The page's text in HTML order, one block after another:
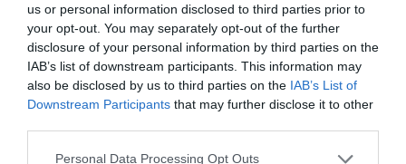
us or personal information disclosed to third parties prior to
your opt-out. You may separately opt-out of the further
disclosure of your personal information by third parties on the
IAB’s list of downstream participants. This information may
also be disclosed by us to third parties on the IAB’s List of
Downstream Participants that may further disclose it to other
Personal Data Processing Opt Outs